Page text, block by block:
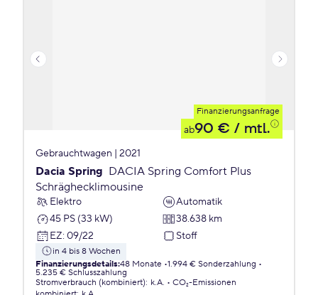
Finanzierungsanfrage
ab90 € / mtl.
Gebrauchtwagen | 2021
Dacia Spring DACIA Spring Comfort Plus
Schräghecklimousine
Elektro
Automatik
45 PS (33 kW)
38.638 km
EZ: 09/22 Stoff
in 4 bis 8 Wochen
Finanzierungsdetails:48 Monate 1.994 € Sonderzahlung
5.235 € Schlusszahlung
Stromverbrauch (kombiniert): k.A.
CO₂-Emissionen